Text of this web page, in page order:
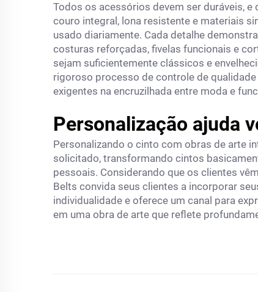
Todos os acessórios devem ser duráveis,
couro integral, lona resistente e materiais
usado diariamente. Cada detalhe
costuras reforçadas, fivelas funcionais e
sejam suficientemente clássicos e
rigoroso processo de controle de
exigentes na encruzilhada entre moda e
Personalização ajuda
Personalizando o cinto com obras de arte
solicitado, transformando cintos
pessoais. Considerando que os clientes
Belts convida seus clientes a incorporar
individualidade e oferece um canal para
em uma obra de arte que reflete